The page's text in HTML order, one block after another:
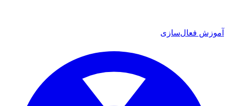
فعال‌سازی